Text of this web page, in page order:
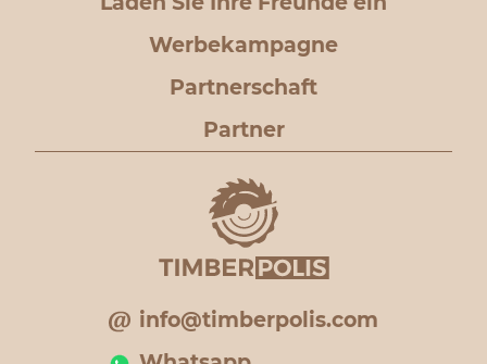
Werbekampagne
Partnerschaft
Partner
info@timberpolis.com